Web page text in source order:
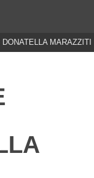
MARAZZITI